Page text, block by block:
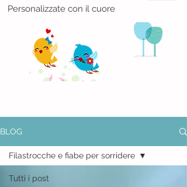
Personalizzate con il cuore
BLOG
Tutti i post
Filastrocche e fiabe per sorridere